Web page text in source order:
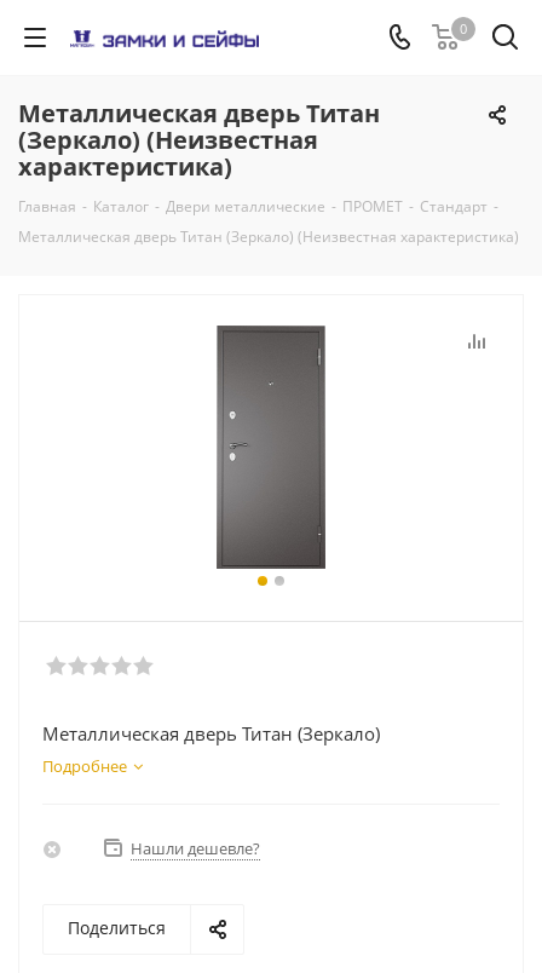
0
Металлическая дверь Титан
(Зеркало) (Неизвестная
характеристика)
Главная - Каталог - Двери металлические - ПРОМЕТ - Стандарт -
Металлическая дверь Титан (Зеркало) (Неизвестная характеристика)
Металлическая дверь Титан (Зеркало)
Подробнее
Нашли дешевле?
Поделиться